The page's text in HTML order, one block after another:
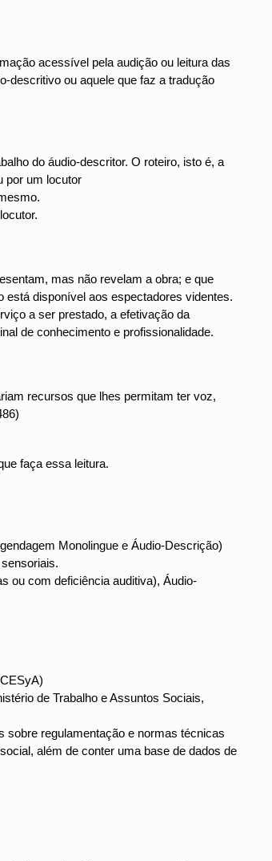
acessível pela audição ou leitura das
descritivo ou aquele que faz a tradução
do áudio-descritor. O roteiro, isto é, a
por um locutor
mas não revelam a obra; e que
está disponível aos espectadores videntes.
a ser prestado, a efetivação da
de conhecimento e profissionalidade.
recursos que lhes permitam ter voz,
faça essa leitura.
Monolingue e Áudio-Descrição)
ou com deficiência auditiva), Áudio-
de Trabalho e Assuntos Sociais,
sobre regulamentação e normas técnicas
além de conter uma base de dados de